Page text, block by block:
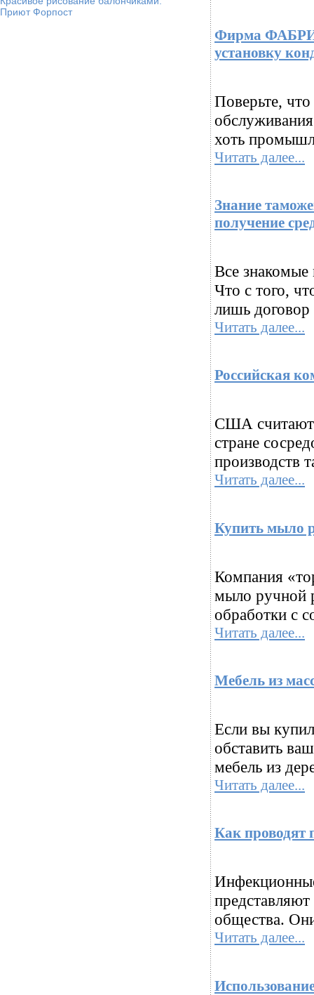
Приют Форпост
Фирма
установку
Поверьте,
хоть
Читать далее...
Знание
получение
Все знакомые
Что с того,
лишь
Читать далее...
Российская
США
стране
производств
Читать далее...
Купить мыло
Компания
мыло ручной
обработки с
Читать далее...
Мебель из
Если вы
обставить
мебель из
Читать далее...
Как проводят
представляют
общества.
Читать далее...